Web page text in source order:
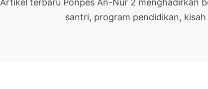
Artikel terbaru Ponpes An-Nur 2 menghadirkan
santri, program pendidikan,